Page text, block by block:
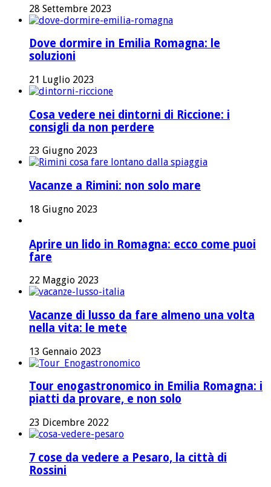
28 Settembre 2023
Dove dormire in Emilia Romagna: le
soluzioni
21 Luglio 2023
Cosa vedere nei dintorni di Riccione: i
consigli da non perdere
23 Giugno 2023
Vacanze a Rimini: non solo mare
18 Giugno 2023
Aprire un lido in Romagna: ecco come puoi
fare
22 Maggio 2023
Vacanze di lusso da fare almeno una volta
nella vita: le mete
13 Gennaio 2023
Tour enogastronomico in Emilia Romagna: i
piatti da provare, e non solo
23 Dicembre 2022
7 cose da vedere a Pesaro, la città di
Rossini